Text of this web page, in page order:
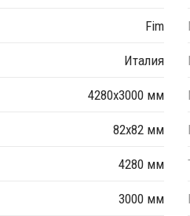
слоновая кость, с двумя
информацию
для утяжеления
рекомендованный вес
Fim
Италия
4280х3000 мм
82х82 мм
4280 мм
3000 мм